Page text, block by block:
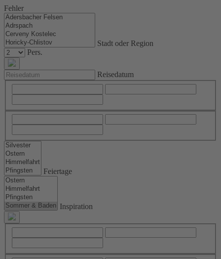
Fehler
Stadt oder Region
Pers.
Reisedatum
Feiertage
Inspiration